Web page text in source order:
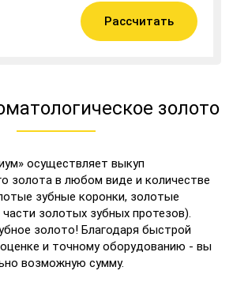
Рассчитать
золото
осуществляет выкуп
золота в любом виде и количестве
зубные коронки, золотые
золотых зубных протезов).
золото! Благодаря быстрой
и точному оборудованию - вы
возможную сумму.